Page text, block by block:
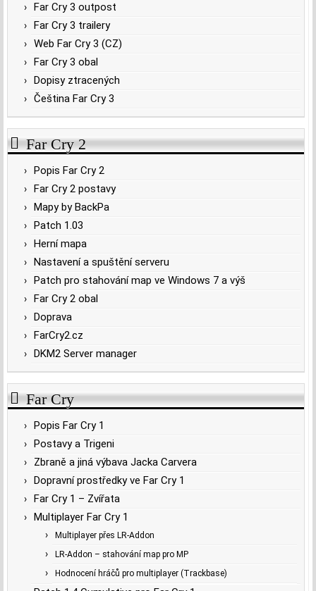
Far Cry 3 outpost
Far Cry 3 trailery
Web Far Cry 3 (CZ)
Far Cry 3 obal
Dopisy ztracených
Čeština Far Cry 3
Far Cry 2
Popis Far Cry 2
Far Cry 2 postavy
Mapy by BackPa
Patch 1.03
Herní mapa
Nastavení a spuštění serveru
Patch pro stahování map ve Windows 7 a výš
Far Cry 2 obal
Doprava
FarCry2.cz
DKM2 Server manager
Far Cry
Popis Far Cry 1
Postavy a Trigeni
Zbraně a jiná výbava Jacka Carvera
Dopravní prostředky ve Far Cry 1
Far Cry 1 – Zvířata
Multiplayer Far Cry 1
Multiplayer přes LR-Addon
LR-Addon – stahování map pro MP
Hodnocení hráčů pro multiplayer (Trackbase)